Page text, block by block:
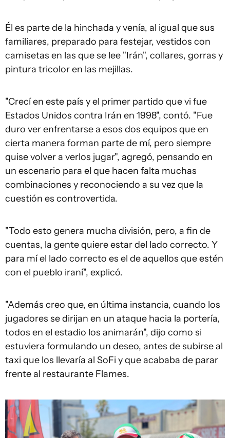
Él es parte de la hinchada y venía, al igual que sus
familiares, preparado para festejar, vestidos con
camisetas en las que se lee "Irán", collares, gorras y
pintura tricolor en las mejillas.
"Crecí en este país y el primer partido que vi fue
Estados Unidos contra Irán en 1998", contó. "Fue
duro ver enfrentarse a esos dos equipos que en
cierta manera forman parte de mí, pero siempre
quise volver a verlos jugar", agregó, pensando en
un escenario para el que hacen falta muchas
combinaciones y reconociendo a su vez que la
cuestión es controvertida.
"Todo esto genera mucha división, pero, a fin de
cuentas, la gente quiere estar del lado correcto. Y
para mí el lado correcto es el de aquellos que estén
con el pueblo iraní", explicó.
"Además creo que, en última instancia, cuando los
jugadores se dirijan en un ataque hacia la portería,
todos en el estadio los animarán", dijo como si
estuviera formulando un deseo, antes de subirse al
taxi que los llevaría al SoFi y que acababa de parar
frente al restaurante Flames.